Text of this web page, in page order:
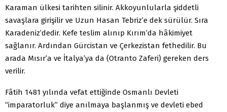
Karaman ülkesi tarihten silinir. Akkoyunlularla şiddetli
savaşlara girişilir ve Uzun Hasan Tebriz’e dek sürülür. Sıra
Karadeniz’dedir. Kefe teslim alınıp Kırım’da hâkimiyet
sağlanır. Ardından Gürcistan ve Çerkezistan fethedilir. Bu
arada Mısır’a ve İtalya’ya da (Otranto Zaferi) gereken ders
verilir.
Fâtih 1481 yılında vefat ettiğinde Osmanlı Devleti
“imparatorluk” diye anılmaya başlanmış ve devleti ebed